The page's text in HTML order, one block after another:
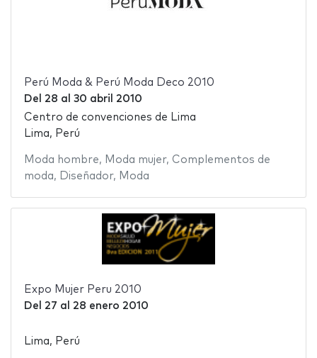
Perú Moda & Perú Moda Deco 2010
Del 28 al 30 abril 2010
Centro de convenciones de Lima
Lima, Perú
Moda hombre, Moda mujer, Complementos de
moda, Diseñador, Moda
Expo Mujer Peru 2010
Del 27 al 28 enero 2010
Lima, Perú